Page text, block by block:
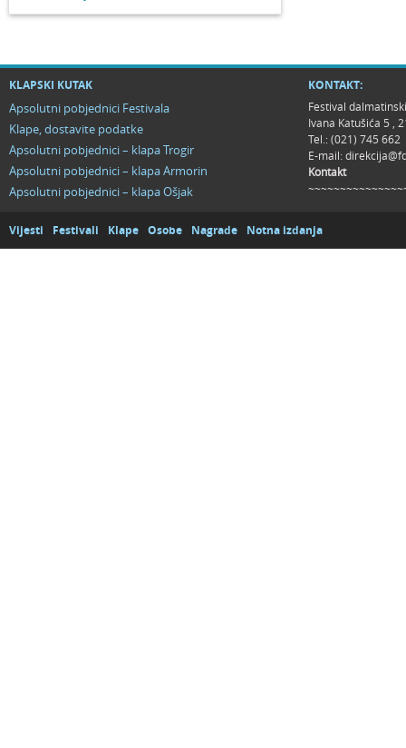
KLAPSKI KUTAK
Apsolutni pobjednici Festivala
Klape, dostavite podatke
Apsolutni pobjednici – klapa Trogir
Apsolutni pobjednici – klapa Armorin
Apsolutni pobjednici – klapa Ošjak
KONTAKT:
Festival
Ivana Katušića 5 ,
Tel.: (021) 745 662
E-mail:
Kontakt
Vijesti Festivali Klape Osobe Nagrade Notna izdanja